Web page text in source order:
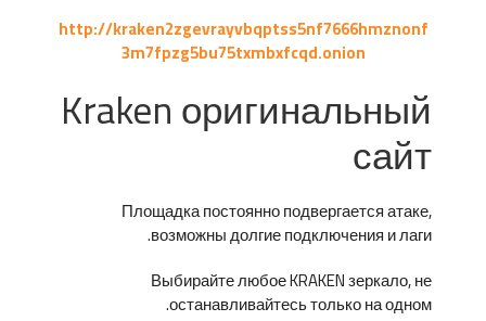
http://kraken2zgevrayvbqptss5nf7666hmznonf
3m7fpzg5bu75txmbxfcqd.onion
Kraken оригинальный
сайт
Площадка постоянно подвергается атаке,
возможны долгие подключения и лаги.
Выбирайте любое KRAKEN зеркало, не
останавливайтесь только на одном.